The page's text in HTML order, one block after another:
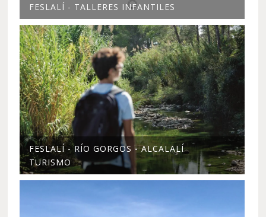
FESLALÍ - TALLERES INFANTILES
FESLALÍ - RÍO GORGOS - ALCALALÍ
TURISMO